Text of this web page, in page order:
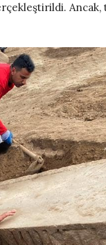
Ancak,